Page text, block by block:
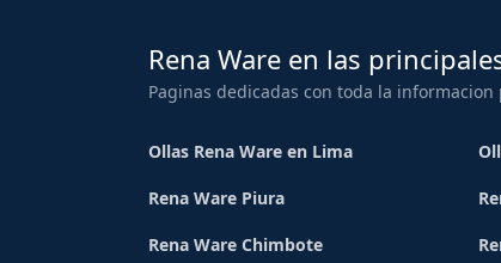
Rena Ware en las
Paginas dedicadas con toda la
Ollas Rena Ware en Lima
Rena Ware Piura
Rena Ware Chimbote